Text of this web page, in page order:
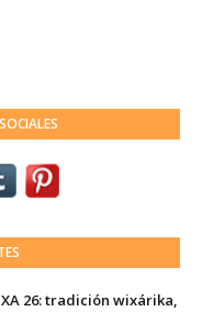
26: tradición wixárika,